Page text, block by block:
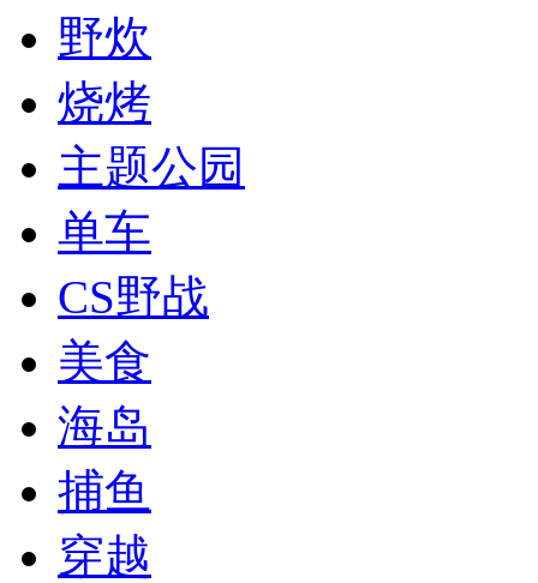
野炊
烧烤
主题公园
单车
CS野战
美食
海岛
捕鱼
穿越